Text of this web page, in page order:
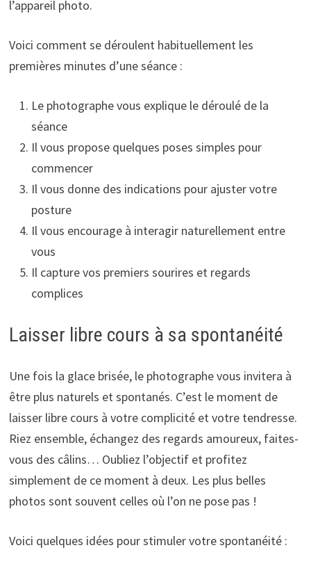
l’appareil photo.
Voici comment se déroulent habituellement les
premières minutes d’une séance :
Le photographe vous explique le déroulé de la
séance
Il vous propose quelques poses simples pour
commencer
Il vous donne des indications pour ajuster votre
posture
Il vous encourage à interagir naturellement entre
vous
Il capture vos premiers sourires et regards
complices
Laisser libre cours à sa spontanéité
Une fois la glace brisée, le photographe vous invitera à
être plus naturels et spontanés. C’est le moment de
laisser libre cours à votre complicité et votre tendresse.
Riez ensemble, échangez des regards amoureux, faites-
vous des câlins… Oubliez l’objectif et profitez
simplement de ce moment à deux. Les plus belles
photos sont souvent celles où l’on ne pose pas !
Voici quelques idées pour stimuler votre spontanéité :